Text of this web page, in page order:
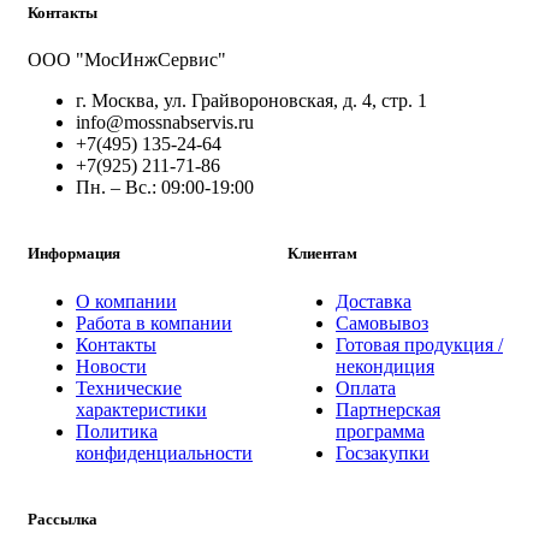
Контакты
ООО "МосИнжСервис"
г. Москва, ул. Грайвороновская, д. 4, стр. 1
info@mossnabservis.ru
+7(495) 135-24-64
+7(925) 211-71-86
Пн. – Вс.: 09:00-19:00
Информация
О компании
Работа в компании
Контакты
Новости
Технические
характеристики
Политика
конфиденциальности
Клиентам
Доставка
Самовывоз
Готовая продукция /
некондиция
Оплата
Партнерская
программа
Госзакупки
Рассылка